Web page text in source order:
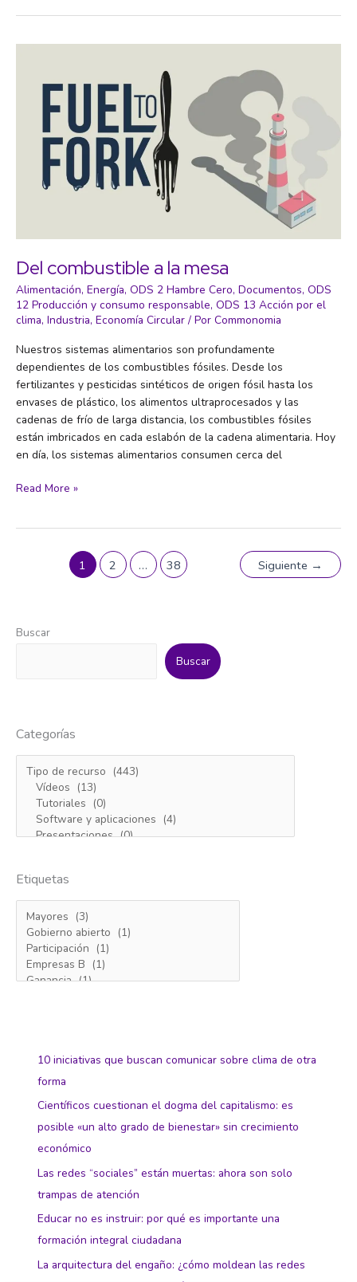
Canarias.
Del combustible a la mesa
Alimentación, Energía, ODS 2 Hambre Cero, Documentos, ODS
12 Producción y consumo responsable, ODS 13 Acción por el
clima, Industria, Economía Circular / Por Commonomia
Nuestros sistemas alimentarios son profundamente
dependientes de los combustibles fósiles. Desde los
fertilizantes y pesticidas sintéticos de origen fósil hasta los
envases de plástico, los alimentos ultraprocesados y las
cadenas de frío de larga distancia, los combustibles fósiles
están imbricados en cada eslabón de la cadena alimentaria. Hoy
en día, los sistemas alimentarios consumen cerca del
Del
Read More »
1 2 … 38 Siguiente →
Buscar
Buscar
Categorías
Etiquetas
10 iniciativas que buscan comunicar sobre clima de otra
forma
Científicos cuestionan el dogma del capitalismo: es
posible «un alto grado de bienestar» sin crecimiento
económico
Las redes “sociales” están muertas: ahora son solo
trampas de atención
Educar no es instruir: por qué es importante una
formación integral ciudadana
La arquitectura del engaño: ¿cómo moldean las redes